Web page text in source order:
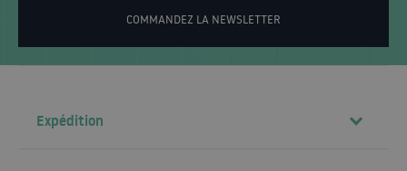
COMMANDEZ LA NEWSLETTER
Expédition